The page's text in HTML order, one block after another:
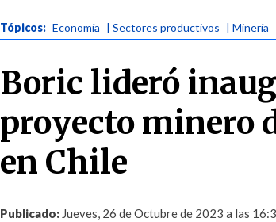
Tópicos: Economía | Sectores productivos | Minería
Boric lideró
proyecto minero
en Chile
Publicado: Jueves, 26 de Octubre de 2023 a las